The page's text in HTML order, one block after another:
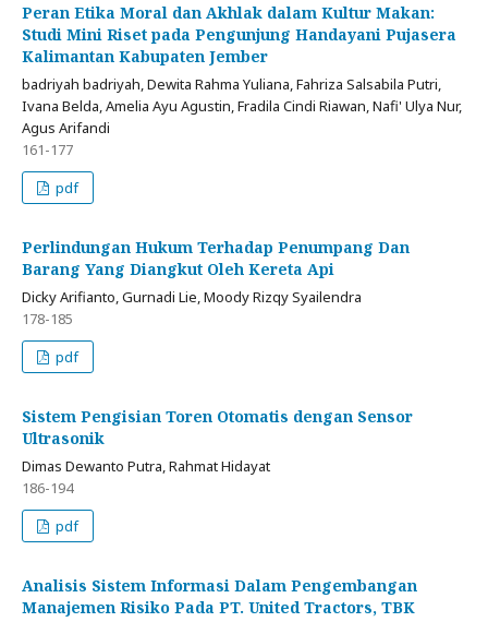
Peran Etika Moral dan Akhlak dalam Kultur Makan:
Studi Mini Riset pada Pengunjung Handayani Pujasera
Kalimantan Kabupaten Jember
badriyah badriyah, Dewita Rahma Yuliana, Fahriza Salsabila Putri,
Ivana Belda, Amelia Ayu Agustin, Fradila Cindi Riawan, Nafi' Ulya Nur,
Agus Arifandi
161-177
pdf
Perlindungan Hukum Terhadap Penumpang Dan
Barang Yang Diangkut Oleh Kereta Api
Dicky Arifianto, Gurnadi Lie, Moody Rizqy Syailendra
178-185
pdf
Sistem Pengisian Toren Otomatis dengan Sensor
Ultrasonik
Dimas Dewanto Putra, Rahmat Hidayat
186-194
pdf
Analisis Sistem Informasi Dalam Pengembangan
Manajemen Risiko Pada PT. United Tractors, TBK